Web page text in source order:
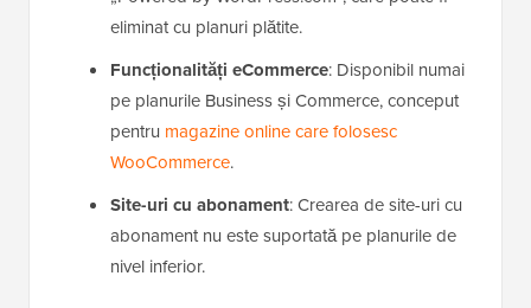
eliminat cu planuri plătite.
Funcționalități eCommerce: Disponibil numai
pe planurile Business și Commerce, conceput
pentru magazine online care folosesc
WooCommerce.
Site-uri cu abonament: Crearea de site-uri cu
abonament nu este suportată pe planurile de
nivel inferior.